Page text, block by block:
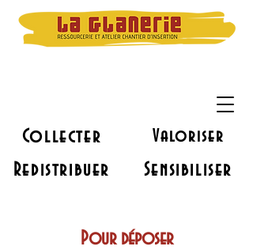
Collecter Valoriser
Redistribuer Sensibiliser
Pour déposer